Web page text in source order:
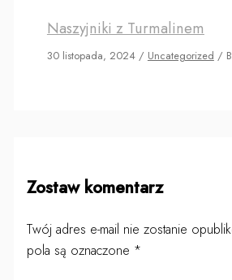
Naszyjniki z Turmalinem
30 listopada, 2024 / Uncategorized /
Zostaw komentarz
Twój adres e-mail nie zostanie
pola są oznaczone *